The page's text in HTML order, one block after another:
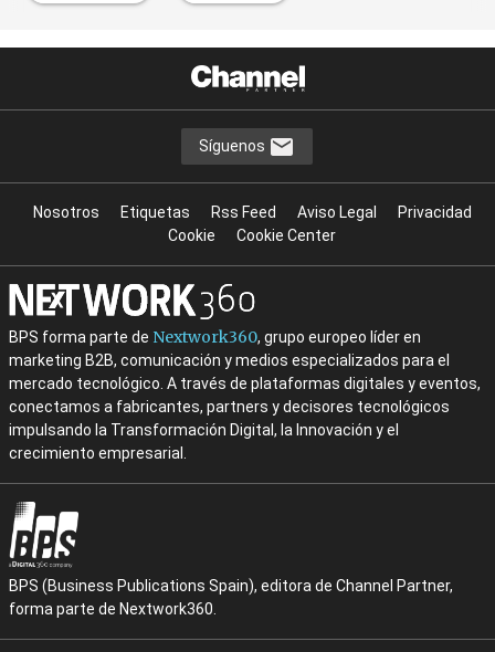
Síguenos
Nosotros Etiquetas Rss Feed Aviso Legal
Privacidad
Cookie
Cookie Center
BPS forma parte de Nextwork360, grupo europeo líder en
marketing B2B, comunicación y medios especializados para el
mercado tecnológico. A través de plataformas digitales y eventos,
conectamos a fabricantes, partners y decisores tecnológicos
impulsando la Transformación Digital, la Innovación y el
crecimiento empresarial.
BPS (Business Publications Spain), editora de Channel Partner,
forma parte de Nextwork360.